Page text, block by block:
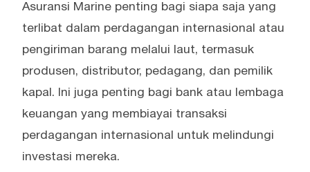
Asuransi Marine penting bagi siapa saja yang
terlibat dalam perdagangan internasional atau
pengiriman barang melalui laut, termasuk
produsen, distributor, pedagang, dan pemilik
kapal. Ini juga penting bagi bank atau lembaga
keuangan yang membiayai transaksi
perdagangan internasional untuk melindungi
investasi mereka.